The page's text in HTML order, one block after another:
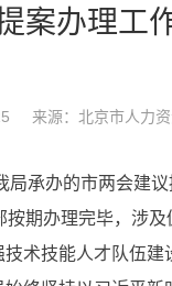
案办理工
来源：北京市人力资
局承办的市两会建
按期办理完毕，涉
术技能人才队伍建